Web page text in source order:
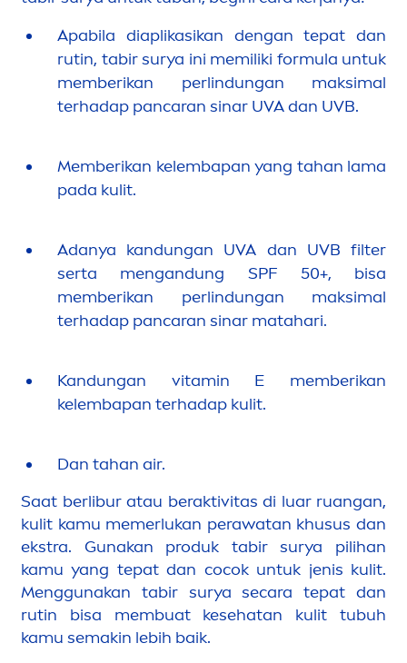
Apabila diaplikasikan dengan tepat dan
rutin, tabir surya ini memiliki formula untuk
memberikan perlindungan maksimal
terhadap pancaran sinar UVA dan UVB.
Memberikan kelembapan yang tahan lama
pada kulit.
Adanya kandungan UVA dan UVB filter
serta mengandung SPF 50+, bisa
memberikan perlindungan maksimal
terhadap pancaran sinar matahari.
Kandungan vitamin E memberikan
kelembapan terhadap kulit.
Dan tahan air.
Saat berlibur atau beraktivitas di luar ruangan,
kulit kamu memerlukan perawatan khusus dan
ekstra. Gunakan produk tabir surya pilihan
kamu yang tepat dan cocok untuk jenis kulit.
Menggunakan tabir surya secara tepat dan
rutin bisa membuat kesehatan kulit tubuh
kamu semakin lebih baik.